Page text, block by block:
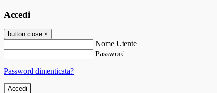
Accedi
button close ×
Nome Utente
Password
Password dimenticata?